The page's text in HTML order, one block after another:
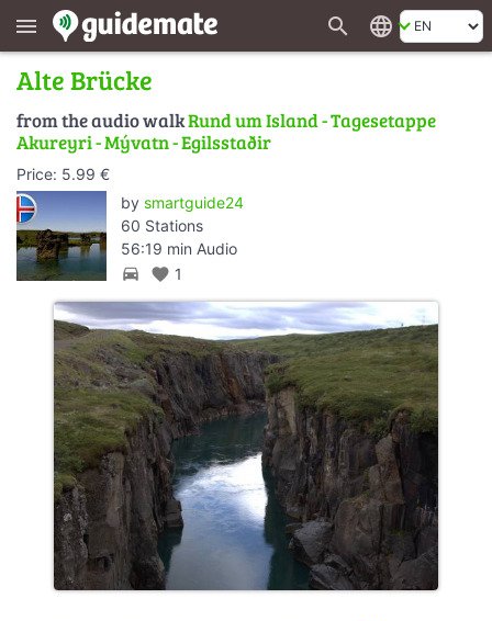
menu search language
Alte Brücke
from the audio walkRund um Island - Tagesetappe
Akureyri - Mývatn - Egilsstaðir
Price: 5.99 €
by smartguide24
60 Stations
56:19 min Audio
directions_car favorite 1